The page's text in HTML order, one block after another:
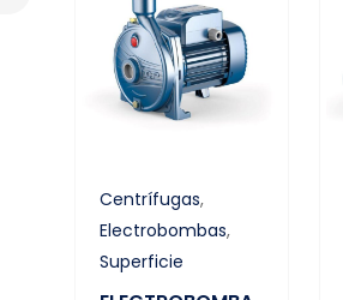
Centrífugas,
Electrobombas,
Superficie